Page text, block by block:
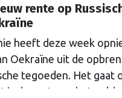
rente op
heeft deze week
Oekraïne uit de
tegoeden. Het gaat
is de rente op het geld